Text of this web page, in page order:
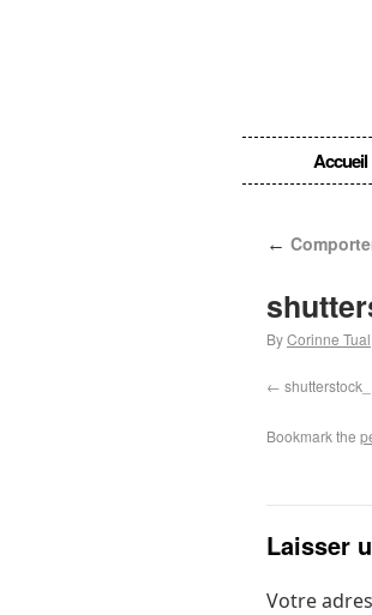
Accueil
←
ByCorinne Tual
Bookmark the
Laisser
Votre